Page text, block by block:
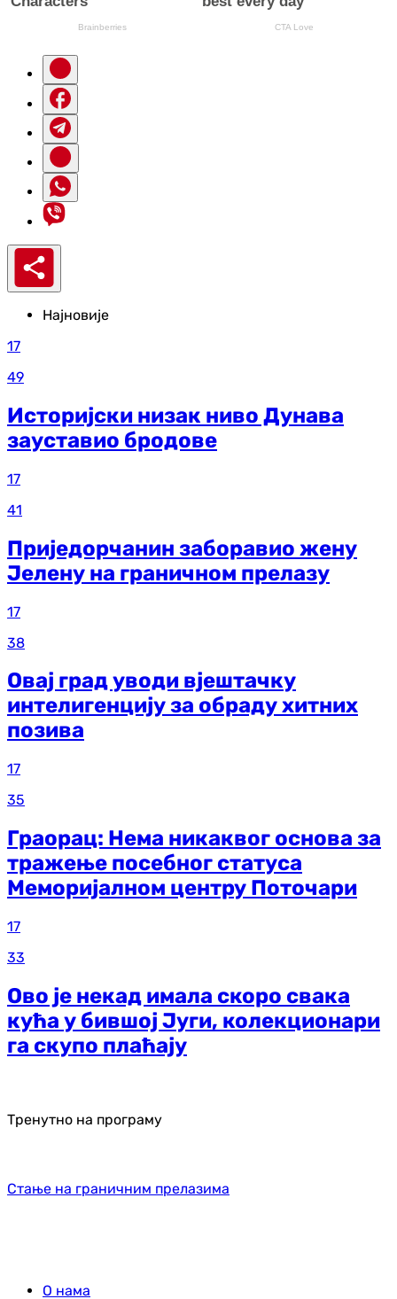
Најновије
17
49
Историјски низак ниво Дунава
зауставио бродове
17
41
Приједорчанин заборавио жену
Јелену на граничном прелазу
17
38
Овај град уводи вјештачку
интелигенцију за обраду хитних
позива
17
35
Граорац: Нема никаквог основа за
тражење посебног статуса
Меморијалном центру Поточари
17
33
Ово је некад имала скоро свака
кућа у бившој Југи, колекционари
га скупо плаћају
Тренутно на програму
Стање на граничним прелазима
О нама